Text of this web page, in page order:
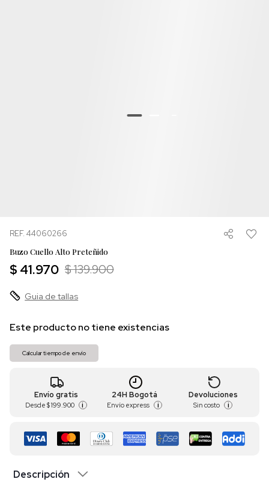
REF. 44060266
Buzo Cuello Alto Preteñido
$ 41.970 $ 139.900
Guia de tallas
Este producto no tiene existencias
Calcular tiempo de envío
Envío gratis
Desde $ 199.900 i
24H Bogotá
Envío express i
Devoluciones
Sin costo i
Descripción